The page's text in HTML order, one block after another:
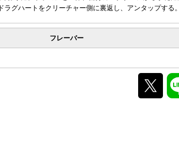
ラグハートをクリーチャー側に裏返し、アンタップする。
フレーバー